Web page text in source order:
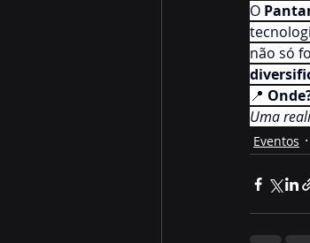
O
não só
📍
Uma
Eventos